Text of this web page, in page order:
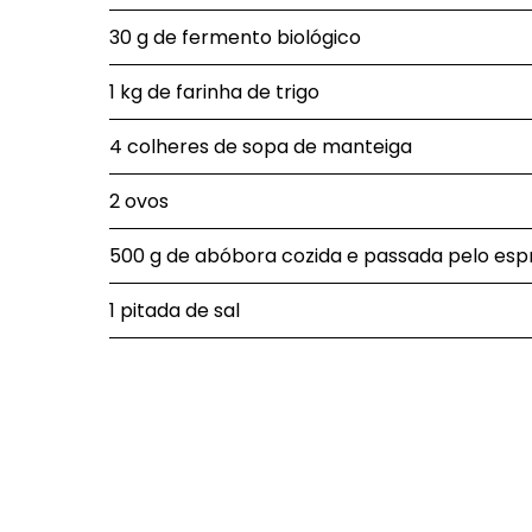
30 g de fermento biológico
1 kg de farinha de trigo
4 colheres de sopa de manteiga
2 ovos
500 g de abóbora cozida e passada pelo
1 pitada de sal